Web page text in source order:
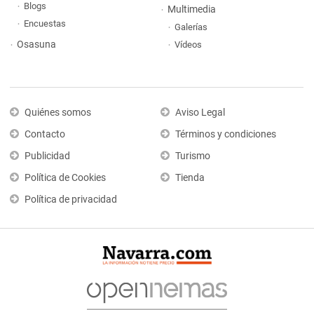
Blogs
Encuestas
Osasuna
Multimedia
Galerías
Vídeos
Quiénes somos
Contacto
Publicidad
Política de Cookies
Política de privacidad
Aviso Legal
Términos y condiciones
Turismo
Tienda